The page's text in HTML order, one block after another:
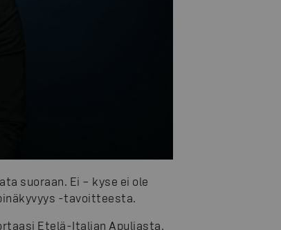
suoraan. Ei – kyse ei ole
-tavoitteesta.
Etelä-Italian Apuliasta.